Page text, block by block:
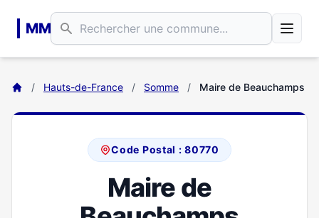
MM
/ Hauts-de-France / Somme / Maire de Beauchamps
Code Postal : 80770
Maire de